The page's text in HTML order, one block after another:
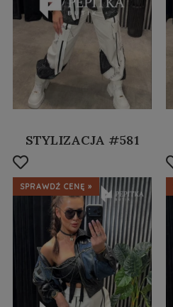
STYLIZACJA #581
SPRAWDŹ CENĘ »